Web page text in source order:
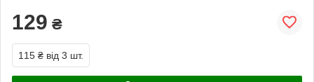
129 ₴
115 ₴ від 3 шт.